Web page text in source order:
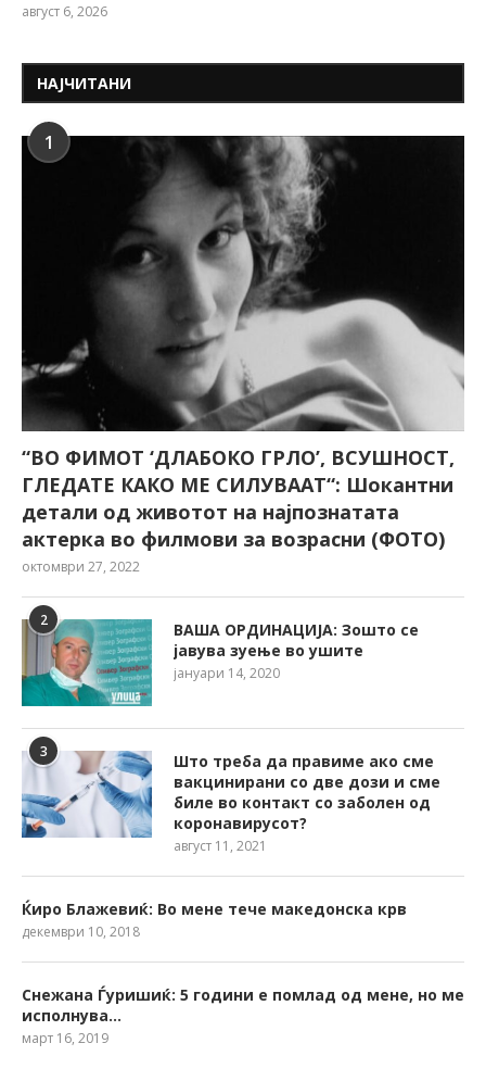
август 6, 2026
НАЈЧИТАНИ
1
“ВО ФИМОТ ‘ДЛАБОКО ГРЛО’, ВСУШНОСТ,
ГЛЕДАТЕ КАКО МЕ СИЛУВААТ“: Шокантни
детали од животот на најпознатата
актерка во филмови за возрасни (ФОТО)
октомври 27, 2022
2
ВАША ОРДИНАЦИЈА: Зошто се
јавува зуење во ушите
јануари 14, 2020
3
Што треба да правиме ако сме
вакцинирани со две дози и сме
биле во контакт со заболен од
коронавирусот?
август 11, 2021
Ќиро Блажевиќ: Во мене тече македонска крв
декември 10, 2018
Снежана Ѓуришиќ: 5 години е помлад од мене, но ме
исполнува…
март 16, 2019